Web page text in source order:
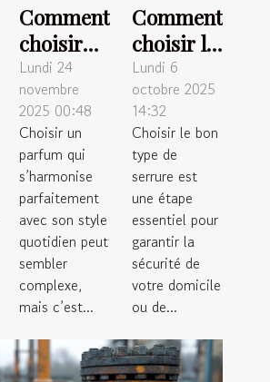
Comment
choisir
un
parfum
quotidien
qui
complète
votre
style ?
Lundi 24
novembre
2025 00:48
Choisir un
parfum qui
s’harmonise
parfaitement
avec son style
quotidien peut
sembler
complexe,
mais c’est...
Comment
choisir le
bon type
de
serrure
pour
votre
sécurité ?
Lundi 6
octobre 2025
14:32
Choisir le bon
type de
serrure est
une étape
essentiel pour
garantir la
sécurité de
votre domicile
ou de...